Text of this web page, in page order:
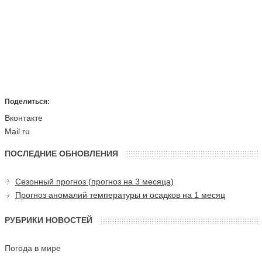
Поделиться:
Вконтакте
Mail.ru
ПОСЛЕДНИЕ ОБНОВЛЕНИЯ
Сезонный прогноз (прогноз на 3 месяца)
Прогноз аномалий температуры и осадков на 1 месяц
РУБРИКИ НОВОСТЕЙ
Погода в мире